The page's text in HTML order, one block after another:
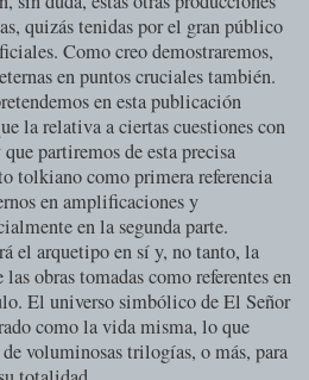
quizás tenidas por el gran público
Como creo demostraremos,
en puntos cruciales también.
en esta publicación
la relativa a ciertas cuestiones con
partiremos de esta precisa
tolkiano como primera referencia
en amplificaciones y
en la segunda parte.
el arquetipo en sí y, no tanto, la
obras tomadas como referentes en
El universo simbólico de El Señor
como la vida misma, lo que
voluminosas trilogías, o más, para